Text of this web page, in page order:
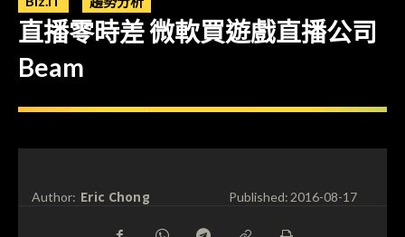
直播零時差 微軟買遊戲直播公司
Beam
Author: Eric Chong Published:2016-08-17